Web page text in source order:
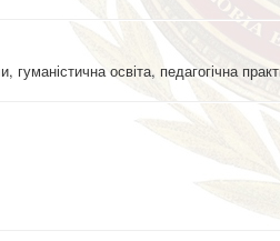
гуманістична освіта, педагогічна